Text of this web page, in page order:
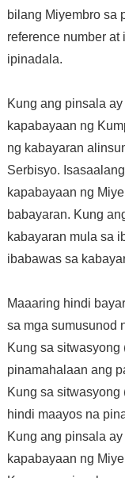
bilang Miyembro sa
reference number
ipinadala.
Kung ang pinsala
kapabayaan ng
ng kabayaran
Serbisyo.
kapabayaan ng
babayaran. Kung
kabayaran mula sa
ibabawas sa
Maaaring hindi
sa mga sumusunod
Kung sa sitwasyong
pinamahalaan ang
Kung sa
hindi maayos na
Kung ang pinsala
kapabayaan ng